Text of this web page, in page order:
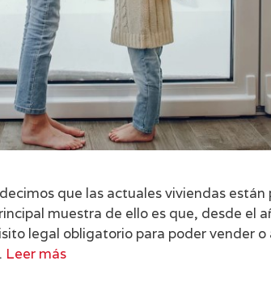
que las actuales viviendas
muestra de ello es que, desde el
legal obligatorio para poder vender o
Leer más